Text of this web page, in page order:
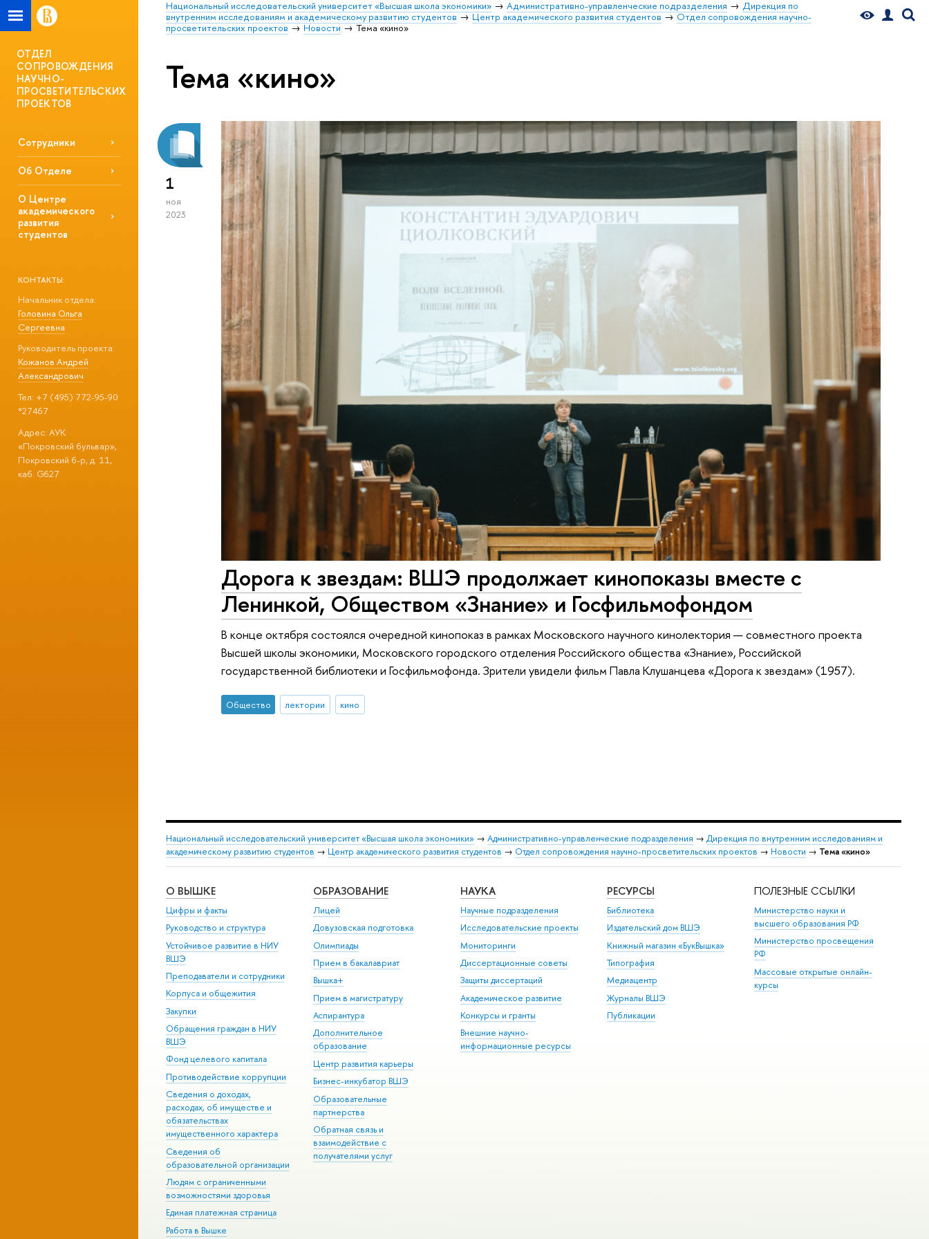
Национальный исследовательский университет «Высшая школа экономики» Административно-управленческие подразделения
Дирекция по
внутренним исследованиям и академическому развитию студентов
Центр академического развития студентов
Отдел сопровождения научно-
просветительских проектов
Новости Тема «кино»
ОТДЕЛ
СОПРОВОЖДЕНИЯ
НАУЧНО-
ПРОСВЕТИТЕЛЬСКИХ
ПРОЕКТОВ
Сотрудники
Об Отделе
О Центре
академического
развития
студентов
КОНТАКТЫ:
Начальник отдела:
Головина Ольга
Сергеевна
Руководитель проекта:
Кожанов Андрей
Александрович
Тел: +7 (495) 772-95-90
*27467
Адрес: АУК
«Покровский бульвар»,
Покровский б-р, д. 11,
каб. G627
Тема «кино»
1
ноя
2023
Дорога к звездам: ВШЭ продолжает кинопоказы вместе с
Ленинкой, Обществом «Знание» и Госфильмофондом
В конце октября состоялся очередной кинопоказ в рамках Московского научного кинолектория — совместного проекта
Высшей школы экономики, Московского городского отделения Российского общества «Знание», Российской
государственной библиотеки и Госфильмофонда. Зрители увидели фильм Павла Клушанцева «Дорога к звездам» (1957).
Общество лектории кино
Национальный исследовательский университет «Высшая школа экономики» → Административно-управленческие подразделения → Дирекция по внутренним исследованиям и
академическому развитию студентов → Центр академического развития студентов → Отдел сопровождения научно-просветительских проектов → Новости → Тема «кино»
О ВЫШКЕ
Цифры и факты
Руководство и структура
Устойчивое развитие в НИУ
ВШЭ
Преподаватели и сотрудники
Корпуса и общежития
Закупки
Обращения граждан в НИУ
ВШЭ
Фонд целевого капитала
Противодействие коррупции
Сведения о доходах,
расходах, об имуществе и
обязательствах
имущественного характера
Сведения об
образовательной организации
Людям с ограниченными
возможностями здоровья
Единая платежная страница
Работа в Вышке
ОБРАЗОВАНИЕ
Лицей
Довузовская подготовка
Олимпиады
Прием в бакалавриат
Вышка+
Прием в магистратуру
Аспирантура
Дополнительное
образование
Центр развития карьеры
Бизнес-инкубатор ВШЭ
Образовательные
партнерства
Обратная связь и
взаимодействие с
получателями услуг
НАУКА
Научные подразделения
Исследовательские проекты
Мониторинги
Диссертационные советы
Защиты диссертаций
Академическое развитие
Конкурсы и гранты
Внешние научно-
информационные ресурсы
РЕСУРСЫ
Библиотека
Издательский дом ВШЭ
Книжный магазин «БукВышка»
Типография
Медиацентр
Журналы ВШЭ
Публикации
ПОЛЕЗНЫЕ ССЫЛКИ
Министерство науки и
высшего образования РФ
Министерство просвещения
РФ
Массовые открытые онлайн-
курсы